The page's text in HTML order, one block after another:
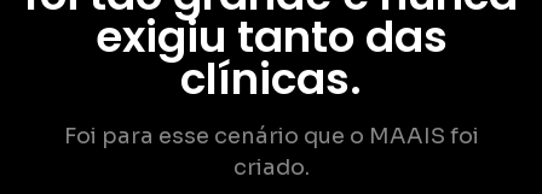
exigiu tanto das
clínicas.
Foi para esse cenário que o MAAIS foi
criado.